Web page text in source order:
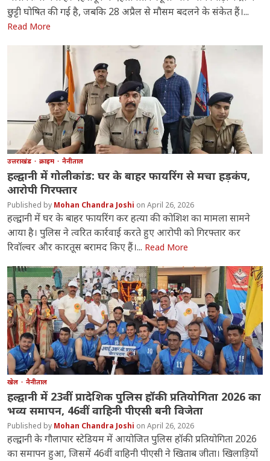
छुट्टी घोषित की गई है, जबकि 28 अप्रैल से मौसम बदलने के संकेत हैं।...
Read More
उत्तराखंड क्राइम नैनीताल
हल्द्वानी में गोलीकांड: घर के बाहर फायरिंग से मचा हड़कंप,
आरोपी गिरफ्तार
Mohan Chandra Joshi April 26, 2026
हल्द्वानी में घर के बाहर फायरिंग कर हत्या की कोशिश का मामला सामने
आया है। पुलिस ने त्वरित कार्रवाई करते हुए आरोपी को गिरफ्तार कर
रिवॉल्वर और कारतूस बरामद किए हैं।... Read More
खेल नैनीताल
हल्द्वानी में 23वीं प्रादेशिक पुलिस हॉकी प्रतियोगिता 2026 का
भव्य समापन, 46वीं वाहिनी पीएसी बनी विजेता
Mohan Chandra Joshi April 26, 2026
हल्द्वानी के गौलापार स्टेडियम में आयोजित पुलिस हॉकी प्रतियोगिता 2026
का समापन हुआ, जिसमें 46वीं वाहिनी पीएसी ने खिताब जीता। खिलाड़ियों